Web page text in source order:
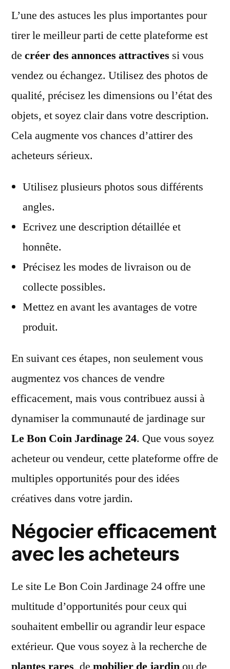
L’une des astuces les plus importantes pour
tirer le meilleur parti de cette plateforme est
de créer des annonces attractives si vous
vendez ou échangez. Utilisez des photos de
qualité, précisez les dimensions ou l’état des
objets, et soyez clair dans votre description.
Cela augmente vos chances d’attirer des
acheteurs sérieux.
Utilisez plusieurs photos sous différents
angles.
Ecrivez une description détaillée et
honnête.
Précisez les modes de livraison ou de
collecte possibles.
Mettez en avant les avantages de votre
produit.
En suivant ces étapes, non seulement vous
augmentez vos chances de vendre
efficacement, mais vous contribuez aussi à
dynamiser la communauté de jardinage sur
Le Bon Coin Jardinage 24. Que vous soyez
acheteur ou vendeur, cette plateforme offre de
multiples opportunités pour des idées
créatives dans votre jardin.
Négocier efficacement
avec les acheteurs
Le site Le Bon Coin Jardinage 24 offre une
multitude d’opportunités pour ceux qui
souhaitent embellir ou agrandir leur espace
extérieur. Que vous soyez à la recherche de